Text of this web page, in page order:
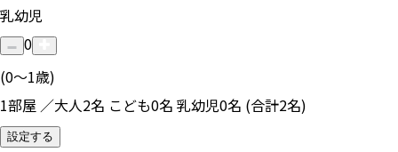
乳幼児
0
(0〜1歳)
1部屋 ／大人2名 こども0名 乳幼児0名 (合計2名)
設定する